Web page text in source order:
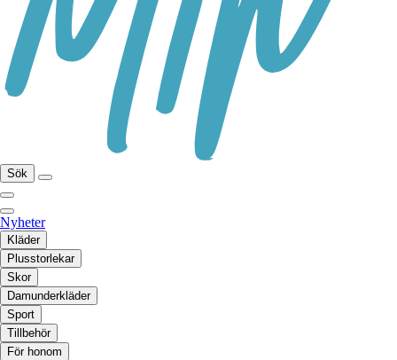
Sök
Nyheter
Kläder
Plusstorlekar
Skor
Damunderkläder
Sport
Tillbehör
För honom